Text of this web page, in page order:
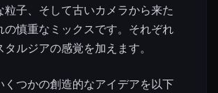
粒子、そして古いカメラから来た
の慎重なミックスです。それぞれ
ルジアの感覚を加えます。
くつかの創造的なアイデアを以下